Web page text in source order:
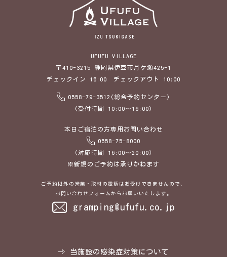
UFUFU VILLAGE
〒410-3215 静岡県伊豆市月ケ瀬425-1
チェックイン 15:00 チェックアウト 10:00
0558-79-3512(総合予約センター)
(受付時間 10:00～16:00)
本日ご宿泊の方専用お問い合わせ
0558-75-8000
（対応時間 16:00～20:00）
※新規のご予約は承りかねます
ご予約以外の営業・取材の電話はお受けできませんので、
お問い合わせフォームからお願いいたします。
gramping@ufufu.co.jp
当施設の感染症対策について